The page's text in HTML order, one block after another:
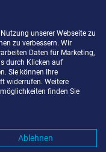
unserer Webseite zu
zu verbessern. Wir
Daten für Marketing,
durch Klicken auf
Sie können Ihre
widerrufen. Weitere
finden Sie
Ablehnen